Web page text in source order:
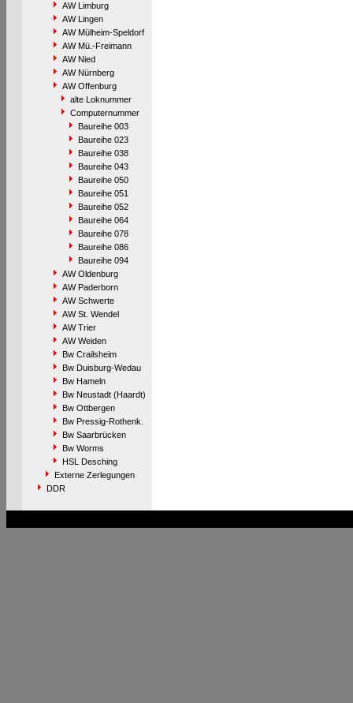
AW Limburg
AW Lingen
AW Mülheim-Speldorf
AW Mü.-Freimann
AW Nied
AW Nürnberg
AW Offenburg
alte Loknummer
Computernummer
Baureihe 003
Baureihe 023
Baureihe 038
Baureihe 043
Baureihe 050
Baureihe 051
Baureihe 052
Baureihe 064
Baureihe 078
Baureihe 086
Baureihe 094
AW Oldenburg
AW Paderborn
AW Schwerte
AW St. Wendel
AW Trier
AW Weiden
Bw Crailsheim
Bw Duisburg-Wedau
Bw Hameln
Bw Neustadt (Haardt)
Bw Ottbergen
Bw Pressig-Rothenk.
Bw Saarbrücken
Bw Worms
HSL Desching
Externe Zerlegungen
DDR